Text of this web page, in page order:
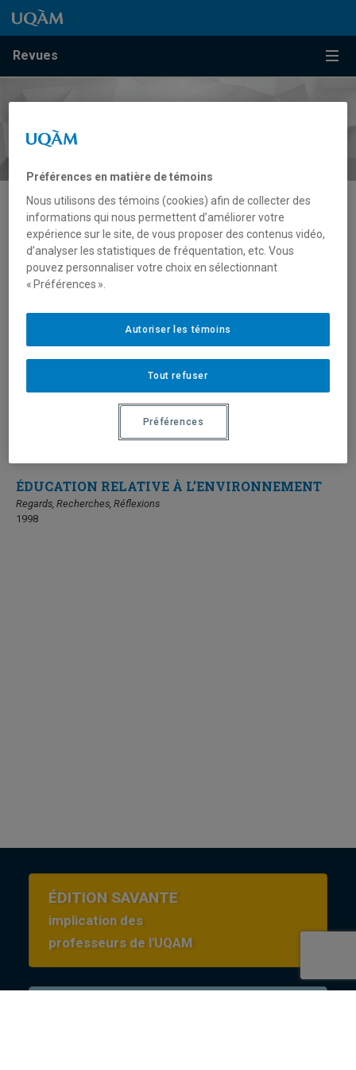
Passer au contenu
Accéder au menu principal
Accéder à la recherche
Passer au contenu
Accéder au menu principal
Revues
ÉDITION SAVANTE
implication des
professeurs de l'UQAM
Environnement
ÉDUCATION RELATIVE À L’ENVIRONNEMENT
Regards, Recherches, Réflexions
1998
Préférences en matière de témoins
Nous utilisons des témoins (cookies) afin de collecter des
informations qui nous permettent d’améliorer votre
expérience sur le site, de vous proposer des contenus vidéo,
d’analyser les statistiques de fréquentation, etc. Vous
pouvez personnaliser votre choix en sélectionnant
« Préférences ».
Tout refuser
Autoriser les témoins
Préférences